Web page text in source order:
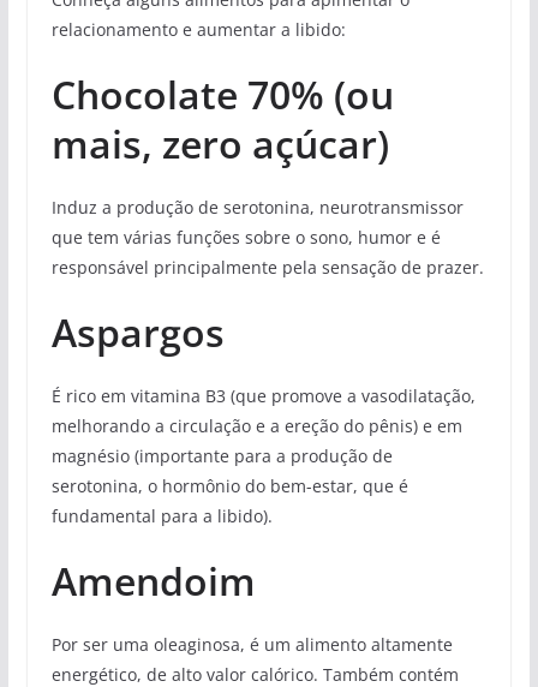
relacionamento e aumentar a libido:
Chocolate 70% (ou
mais, zero açúcar)
Induz a produção de serotonina, neurotransmissor
que tem várias funções sobre o sono, humor e é
responsável principalmente pela sensação de prazer.
Aspargos
É rico em vitamina B3 (que promove a vasodilatação,
melhorando a circulação e a ereção do pênis) e em
magnésio (importante para a produção de
serotonina, o hormônio do bem-estar, que é
fundamental para a libido).
Amendoim
Por ser uma oleaginosa, é um alimento altamente
energético, de alto valor calórico. Também contém